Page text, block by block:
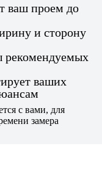
ваш проем до
и сторону
рекомендуемых
ваших
с вами, для
замера